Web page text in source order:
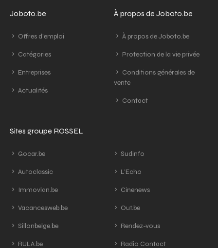
Joboto.be
Offres d'emploi
Catégories
Entreprises
Actualités
À propos de Joboto.be
À propos de Joboto.be
Protection de la vie privée
Conditions générales de
vente
Contact
Sites groupe ROSSEL
Gocar.be
Autoclassic
Immovlan.be
Vacancesweb.be
Sillonbelge.be
RULA.be
Sudinfo
L'Echo
Cinenews
Out.be
Rendez-vous
Radio Contact